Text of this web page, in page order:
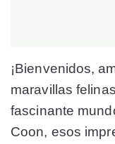
¡Bienvenidos,
maravillas
fascinante
Coon, esos